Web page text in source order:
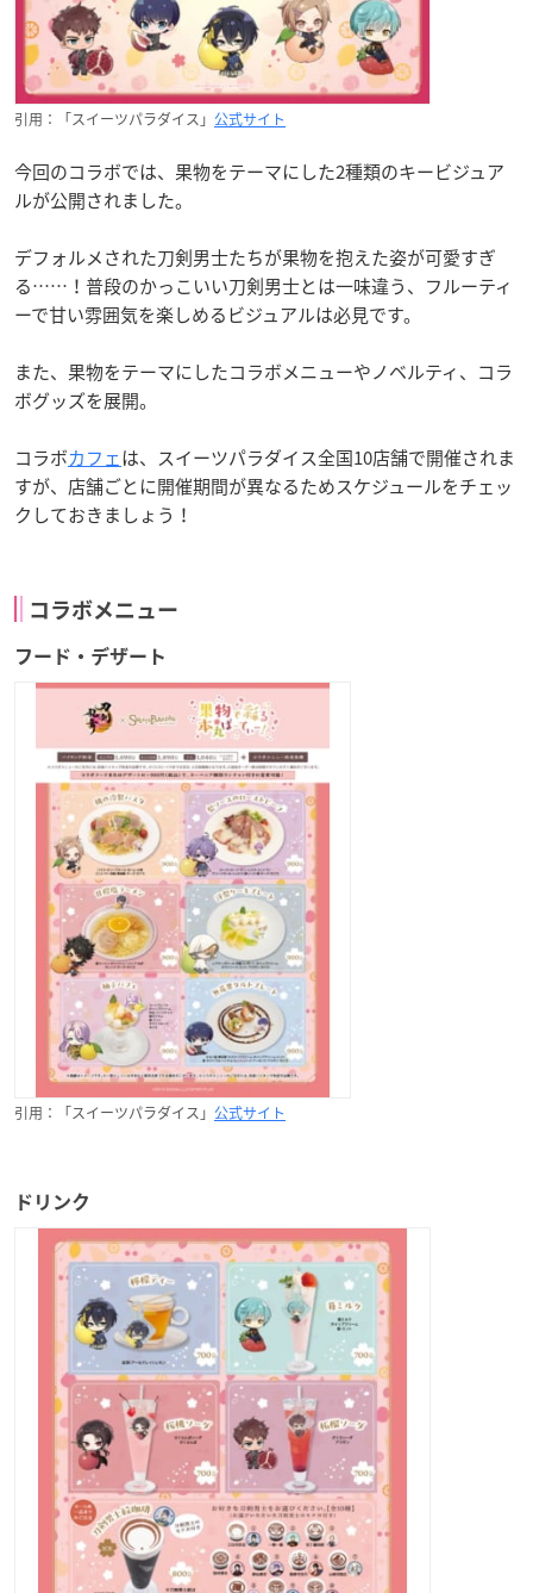
引用：「スイーツパラダイス」 公式サイト
今回のコラボでは、果物をテーマにした2種類のキービジュア
ルが公開されました。
デフォルメされた刀剣男士たちが果物を抱えた姿が可愛すぎ
る……！普段のかっこいい刀剣男士とは一味違う、フルーティ
ーで甘い雰囲気を楽しめるビジュアルは必見です。
また、果物をテーマにしたコラボメニューやノベルティ、コラ
ボグッズを展開。
コラボカフェは、スイーツパラダイス全国10店舗で開催されま
すが、店舗ごとに開催期間が異なるためスケジュールをチェッ
クしておきましょう！
コラボメニュー
フード・デザート
引用：「スイーツパラダイス」 公式サイト
ドリンク